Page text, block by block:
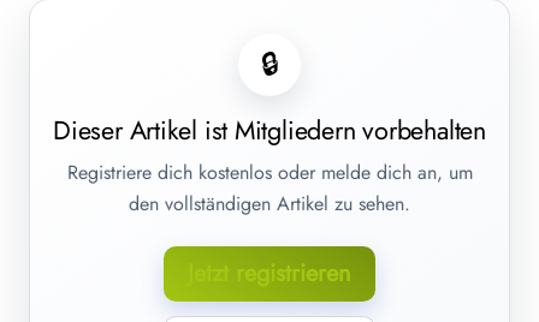
🔒
Dieser Artikel ist Mitgliedern vorbehalten
Registriere dich kostenlos oder melde dich an, um
den vollständigen Artikel zu sehen.
Jetzt registrieren